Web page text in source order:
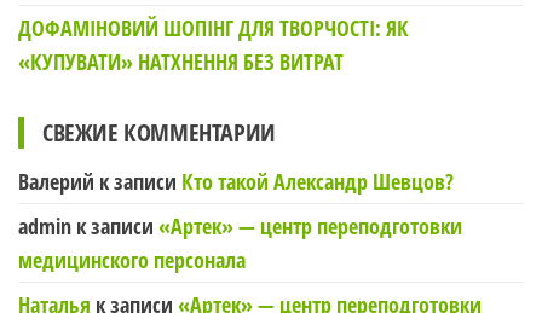
ДОФАМІНОВИЙ ШОПІНГ ДЛЯ ТВОРЧОСТІ: ЯК
«КУПУВАТИ» НАТХНЕННЯ БЕЗ ВИТРАТ
СВЕЖИЕ КОММЕНТАРИИ
Валерий к записи Кто такой Александр Шевцов?
admin к записи «Артек» — центр переподготовки
медицинского персонала
Наталья к записи «Артек» — центр переподготовки